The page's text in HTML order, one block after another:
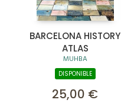
BARCELONA HISTORY
ATLAS
MUHBA
DISPONIBLE
25,00 €